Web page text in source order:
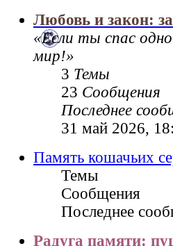
Любовь и закон:
«Если ты спас
мир!»
3 Темы
23 Сообщения
Последнее
31 май 2026,
Память кошачьих
Темы
Сообщения
Последнее
Радуга памяти: